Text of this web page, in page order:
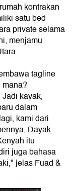
kontrakan
satu bed
private selama
menjamu
tagline
kayak,
dalam
kami dari
Dayak
itu
juga bahasa
jelas Fuad &